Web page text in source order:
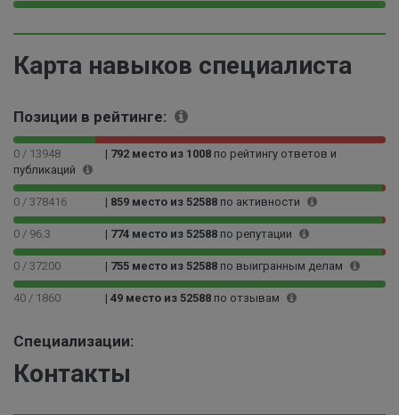
5
3
9
9
.
0
0
0
0
Карта навыков специалиста
Позиции в рейтинге:
0 / 13948 | 792 место из 1008 по рейтингу ответов и
публикаций
0 / 378416 | 859 место из 52588 по активности
0 / 96.3 | 774 место из 52588 по репутации
0 / 37200 | 755 место из 52588 по выигранным делам
40 / 1860 | 49 место из 52588 по отзывам
Специализации:
Контакты